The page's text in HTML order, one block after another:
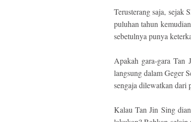
Terusterang saja, sejak
puluhan tahun
sebetulnya punya
Apakah gara-gara Tan
langsung dalam Geger
sengaja dilewatkan dari
Kalau Tan Jin Sing